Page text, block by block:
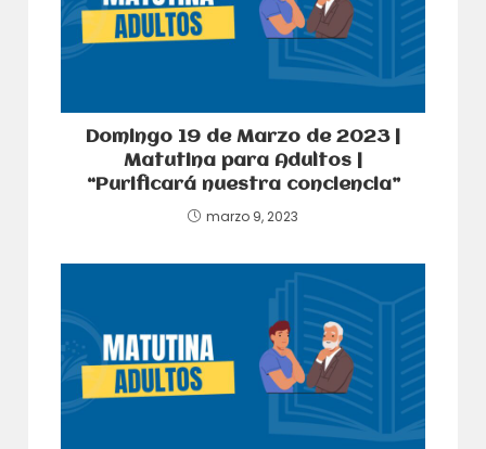
Domingo 19 de Marzo de 2023 |
Matutina para Adultos |
“Purificará nuestra conciencia”
marzo 9, 2023